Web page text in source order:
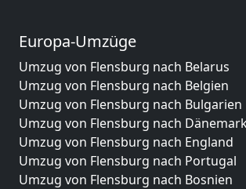
Europa-Umzüge
Umzug von Flensburg nach Belarus
Umzug von Flensburg nach Belgien
Umzug von Flensburg nach Bulgarien
Umzug von Flensburg nach
Umzug von Flensburg nach England
Umzug von Flensburg nach Portugal
Umzug von Flensburg nach Bosnien